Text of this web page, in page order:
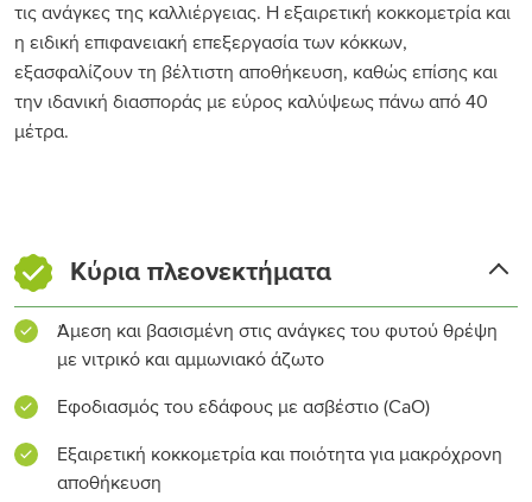
τις ανάγκες της καλλιέργειας. Η εξαιρετική κοκκομετρία και
η ειδική επιφανειακή επεξεργασία των κόκκων,
εξασφαλίζουν τη βέλτιστη αποθήκευση, καθώς επίσης και
την ιδανική διασποράς με εύρος καλύψεως πάνω από 40
μέτρα.
Κύρια πλεονεκτήματα
Άμεση και βασισμένη στις ανάγκες του φυτού θρέψη
με νιτρικό και αμμωνιακό άζωτο
Εφοδιασμός του εδάφους με ασβέστιο (CaO)
Εξαιρετική κοκκομετρία και ποιότητα για μακρόχρονη
αποθήκευση